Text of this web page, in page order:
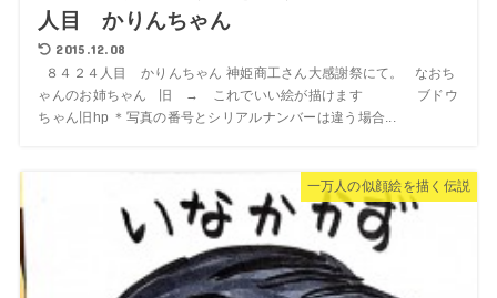
人目 かりんちゃん
2015.12.08
８４２４人目 かりんちゃん 神姫商工さん大感謝祭にて。 なおち
ゃんのお姉ちゃん 旧 → これでいい絵が描けます ブドウ
ちゃん旧hp ＊写真の番号とシリアルナンバーは違う場合...
一万人の似顔絵を描く伝説